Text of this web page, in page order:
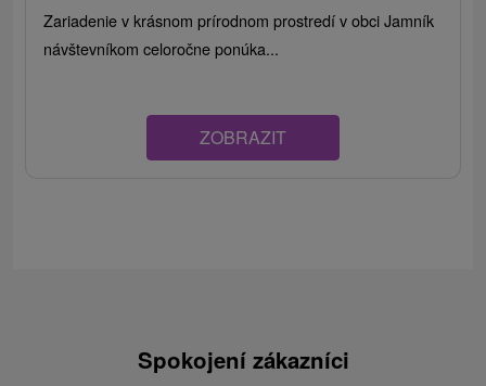
Zariadenie v krásnom prírodnom prostredí v obci Jamník
návštevníkom celoročne ponúka...
ZOBRAZIT
Spokojení zákazníci